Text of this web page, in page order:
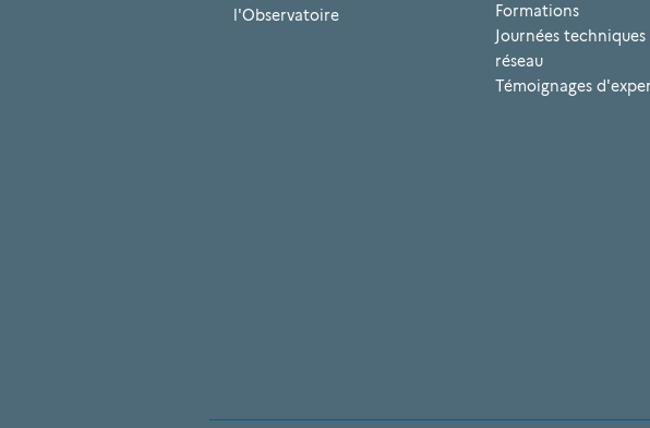
l'Observatoire
Formations
Journées techniques
réseau
Témoignages